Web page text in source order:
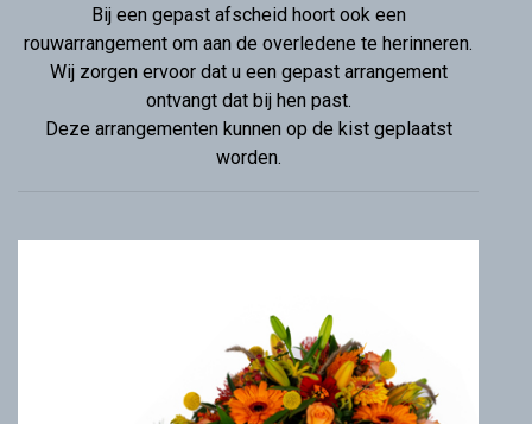
Bij een gepast afscheid hoort ook een
rouwarrangement om aan de overledene te herinneren.
Wij zorgen ervoor dat u een gepast arrangement
ontvangt dat bij hen past.
Deze arrangementen kunnen op de kist geplaatst
worden.